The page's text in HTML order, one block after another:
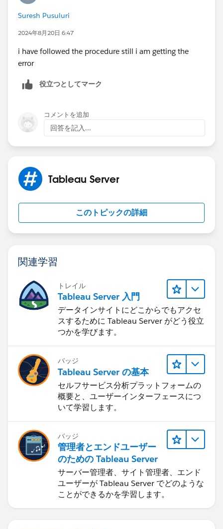
Best" answer if it helps !!!
Regards,
Lakshman.
Suresh Pusuluri
2024年8月20日 6:47
i have followed the procedure still i am getting the
error
役立つとしてマーク
コメントを追加
回答を記入...
Tableau Server
このトピックの詳細
関連学習
トレイル
Tableau Server 入門
データインサイトにどこからでもアクセ
スするために Tableau Server がどう役立
つかを学びます。
バッジ
Tableau Server の基本
セルフサービス分析プラットフォームの
概要と、ユーザーインターフェースにつ
いて学習します。
バッジ
管理者とエンドユーザー
のための Tableau Server
サーバー管理者、サイト管理者、エンド
ユーザーが Tableau Server でどのような
ことができるかを学習します。